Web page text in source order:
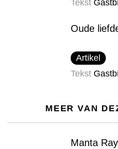
Tekst
Oude
Artikel
Tekst
MEER VAN
Manta Ray